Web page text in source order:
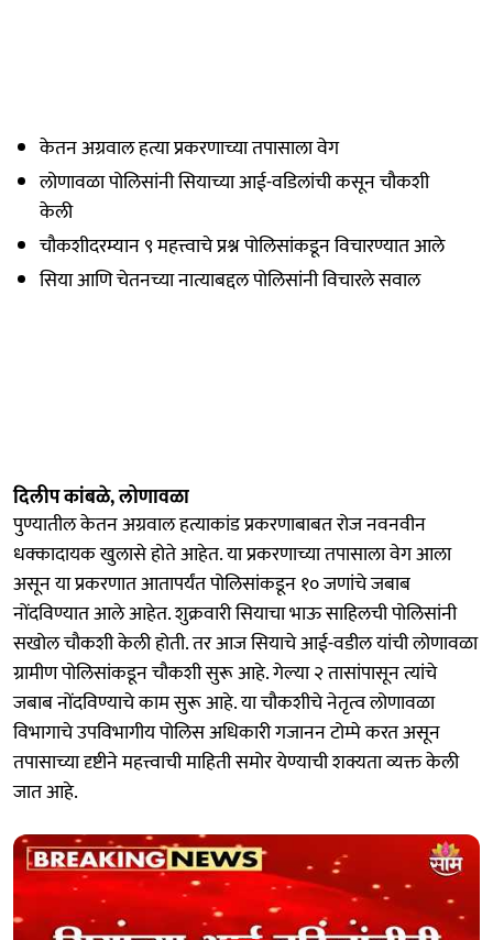
केतन अग्रवाल हत्या प्रकरणाच्या तपासाला वेग
लोणावळा पोलिसांनी सियाच्या आई-वडिलांची कसून चौकशी
केली
चौकशीदरम्यान ९ महत्त्वाचे प्रश्न पोलिसांकडून विचारण्यात आले
सिया आणि चेतनच्या नात्याबद्दल पोलिसांनी विचारले सवाल
दिलीप कांबळे, लोणावळा
पुण्यातील केतन अग्रवाल हत्याकांड प्रकरणाबाबत रोज नवनवीन
धक्कादायक खुलासे होते आहेत. या प्रकरणाच्या तपासाला वेग आला
असून या प्रकरणात आतापर्यंत पोलिसांकडून १० जणांचे जबाब
नोंदविण्यात आले आहेत. शुक्रवारी सियाचा भाऊ साहिलची पोलिसांनी
सखोल चौकशी केली होती. तर आज सियाचे आई-वडील यांची लोणावळा
ग्रामीण पोलिसांकडून चौकशी सुरू आहे. गेल्या २ तासांपासून त्यांचे
जबाब नोंदविण्याचे काम सुरू आहे. या चौकशीचे नेतृत्व लोणावळा
विभागाचे उपविभागीय पोलिस अधिकारी गजानन टोम्पे करत असून
तपासाच्या दृष्टीने महत्त्वाची माहिती समोर येण्याची शक्यता व्यक्त केली
जात आहे.